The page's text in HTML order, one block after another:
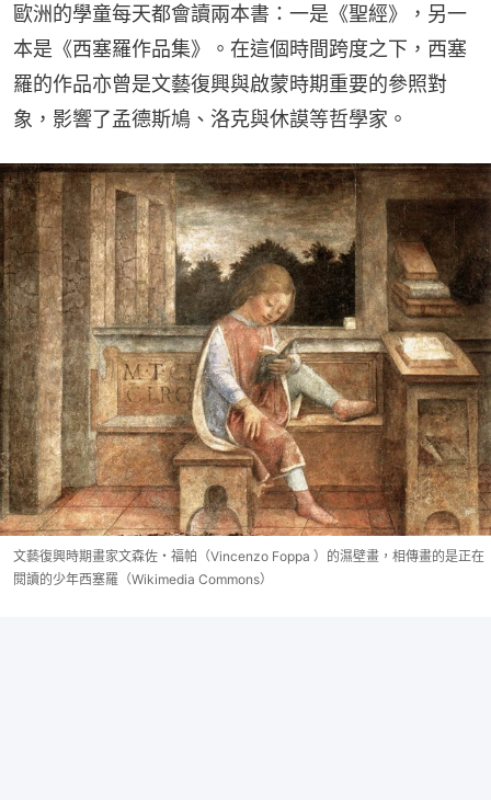
歐洲的學童每天都會讀兩本書：一是《聖經》，另一
本是《西塞羅作品集》。在這個時間跨度之下，西塞
羅的作品亦曾是文藝復興與啟蒙時期重要的參照對
象，影響了孟德斯鳩、洛克與休謨等哲學家。
文藝復興時期畫家文森佐・福帕（Vincenzo Foppa ）的濕壁畫，相傳畫的是正在
閱讀的少年西塞羅（Wikimedia Commons）